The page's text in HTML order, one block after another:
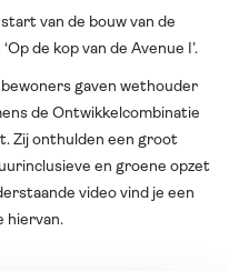
van de bouw van de
de kop van de Avenue I’.
gaven wethouder
de Ontwikkelcombinatie
Zij onthulden een groot
en groene opzet
video vind je een
hiervan.